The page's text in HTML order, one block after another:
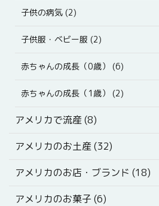
子供の病気 (2)
子供服・ベビー服 (2)
赤ちゃんの成長（0歳） (6)
赤ちゃんの成長（1歳） (2)
アメリカで流産 (8)
アメリカのお土産 (32)
アメリカのお店・ブランド (18)
アメリカのお菓子 (6)